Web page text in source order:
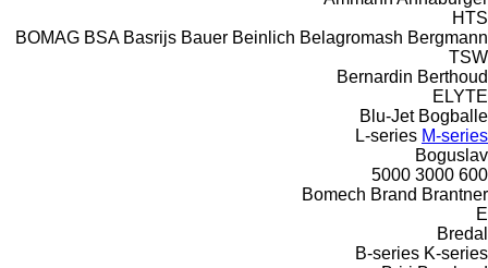
HTS
BOMAG BSA Basrijs Bauer Beinlich Belagromash Bergmann
TSW
Bernardin Berthoud
ELYTE
Blu-Jet Bogballe
L-series M-series
Boguslav
600
3000
5000
Bomech Brand Brantner
E
Bredal
B-series K-series